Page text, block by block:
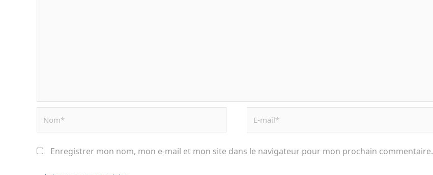
Enregistrer mon nom, mon e-mail et mon site dans le navigateur pour mon prochain commentaire.